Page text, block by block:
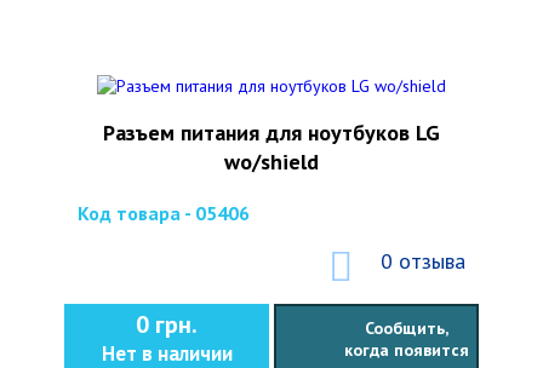
Разъем питания для ноутбуков LG
wo/shield
Код товара - 05406
0 отзыва
0 грн.
Нет в наличии
Сообщить,
когда появится